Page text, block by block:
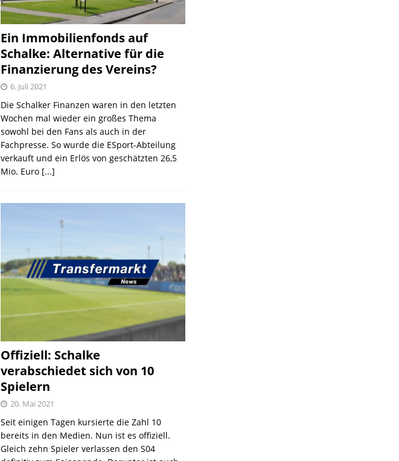
Ein Immobilienfonds auf
Schalke: Alternative für die
Finanzierung des Vereins?
6. Juli 2021
Die Schalker Finanzen waren in den letzten
Wochen mal wieder ein großes Thema
sowohl bei den Fans als auch in der
Fachpresse. So wurde die ESport-Abteilung
verkauft und ein Erlös von geschätzten 26,5
Mio. Euro [...]
Offiziell: Schalke
verabschiedet sich von 10
Spielern
20. Mai 2021
Seit einigen Tagen kursierte die Zahl 10
bereits in den Medien. Nun ist es offiziell.
Gleich zehn Spieler verlassen den S04